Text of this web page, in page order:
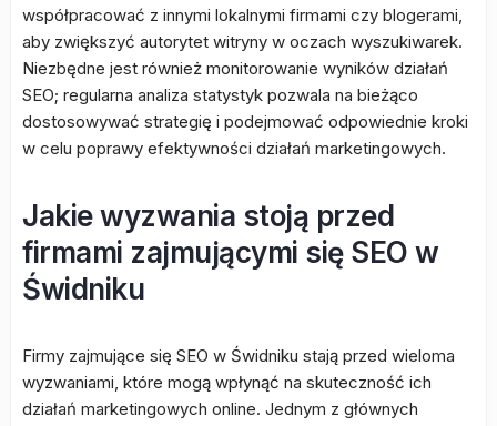
współpracować z innymi lokalnymi firmami czy blogerami,
aby zwiększyć autorytet witryny w oczach wyszukiwarek.
Niezbędne jest również monitorowanie wyników działań
SEO; regularna analiza statystyk pozwala na bieżąco
dostosowywać strategię i podejmować odpowiednie kroki
w celu poprawy efektywności działań marketingowych.
Jakie wyzwania stoją przed
firmami zajmującymi się SEO w
Świdniku
Firmy zajmujące się SEO w Świdniku stają przed wieloma
wyzwaniami, które mogą wpłynąć na skuteczność ich
działań marketingowych online. Jednym z głównych